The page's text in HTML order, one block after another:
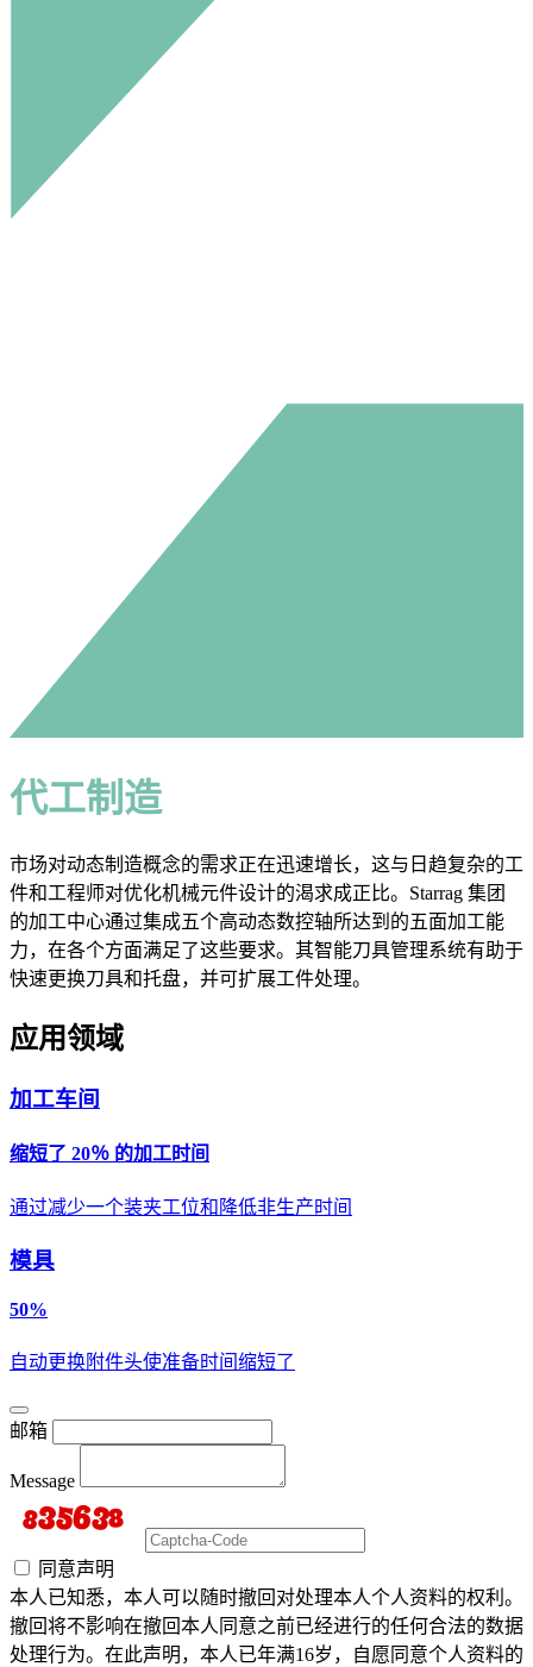
代工制造
市场对动态制造概念的需求正在迅速增长，这与日趋复杂的工
件和工程师对优化机械元件设计的渴求成正比。Starrag 集团
的加工中心通过集成五个高动态数控轴所达到的五面加工能
力，在各个方面满足了这些要求。其智能刀具管理系统有助于
快速更换刀具和托盘，并可扩展工件处理。
应用领域
加工车间
缩短了 20％ 的加工时间
通过减少一个装夹工位和降低非生产时间
模具
50%
自动更换附件头使准备时间缩短了
邮箱
Message
同意声明
本人已知悉，本人可以随时撤回对处理本人个人资料的权利。
撤回将不影响在撤回本人同意之前已经进行的任何合法的数据
处理行为。在此声明，本人已年满16岁，自愿同意个人资料的